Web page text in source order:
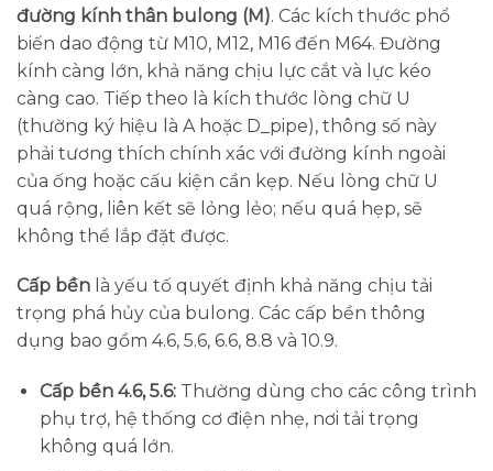
đường kính thân bulong (M). Các kích thước phổ
biến dao động từ M10, M12, M16 đến M64. Đường
kính càng lớn, khả năng chịu lực cắt và lực kéo
càng cao. Tiếp theo là kích thước lòng chữ U
(thường ký hiệu là A hoặc D_pipe), thông số này
phải tương thích chính xác với đường kính ngoài
của ống hoặc cấu kiện cần kẹp. Nếu lòng chữ U
quá rộng, liên kết sẽ lỏng lẻo; nếu quá hẹp, sẽ
không thể lắp đặt được.
Cấp bền là yếu tố quyết định khả năng chịu tải
trọng phá hủy của bulong. Các cấp bền thông
dụng bao gồm 4.6, 5.6, 6.6, 8.8 và 10.9.
Cấp bền 4.6, 5.6:Thường dùng cho các công trình
phụ trợ, hệ thống cơ điện nhẹ, nơi tải trọng
không quá lớn.